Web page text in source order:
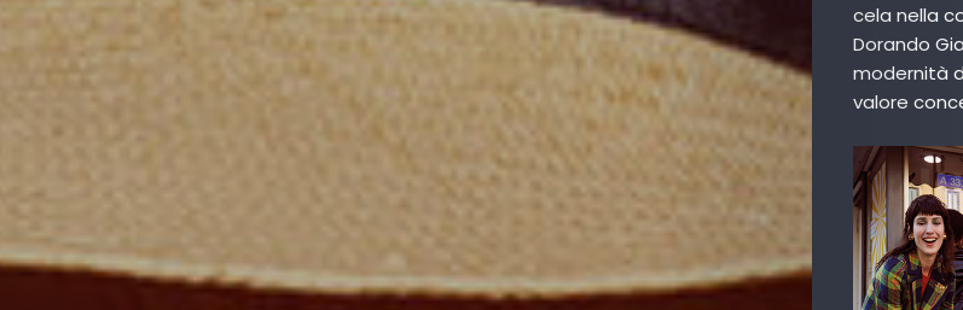
Art
cela nella
Dorando
modernità
valore